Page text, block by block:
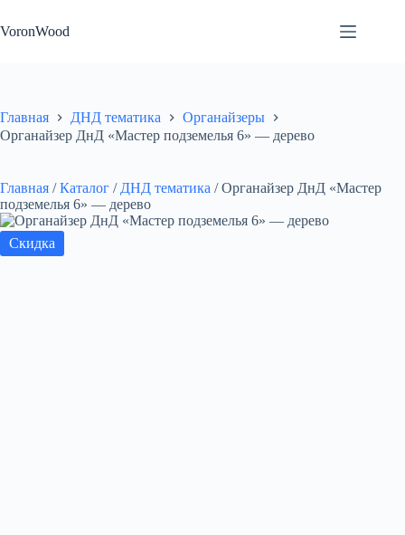
к
сути
VoronWood
Главная ДНД тематика
Органайзеры
Органайзер ДнД «Мастер подземелья 6» — дерево
Главная / Каталог / ДНД тематика / Органайзер ДнД «Мастер
подземелья 6» — дерево
Скидка